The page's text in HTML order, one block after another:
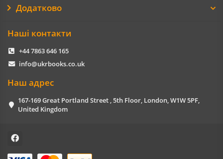
Додатково
Наші контакти
+44 7863 646 165
info@ukrbooks.co.uk
Наш адрес
167-169 Great Portland Street , 5th Floor, London, W1W 5PF,
United Kingdom